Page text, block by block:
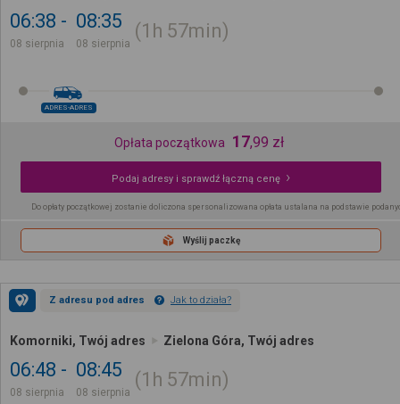
06:38
08 sierpnia
08:35
08 sierpnia
1h 57min
ADRES-ADRES
Opłata początkowa 17,99 zł
Podaj adresy i sprawdź łączną cenę
Do opłaty początkowej zostanie doliczona spersonalizowana opłata ustalana na podstawie
Wyślij paczkę
Z adresu pod adres Jak to działa?
Komorniki, Twój adres Zielona Góra, Twój adres
06:48
08 sierpnia
08:45
08 sierpnia
1h 57min